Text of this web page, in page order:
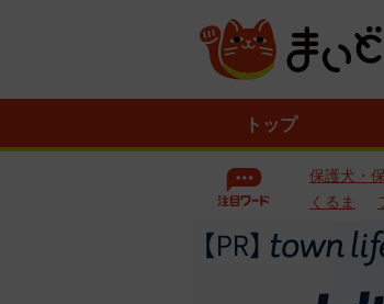
トップ
保護犬・
くるま